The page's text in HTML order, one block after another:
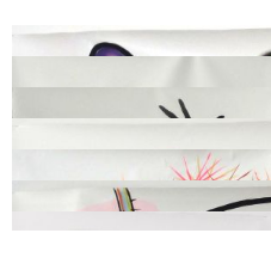
55, 2016, pastel sec, acrylique,
, 2017, pastel sec, acrylique,
, 2017, pastel sec, acrylique,
, 2016, pastel sec, acrylique,
, 2016, pastel sec, acrylique,